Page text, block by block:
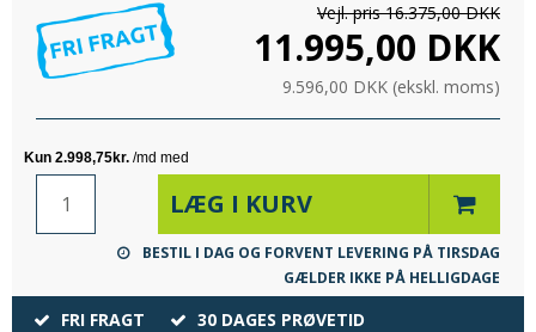
Vejl. pris 16.375,00 DKK
11.995,00 DKK
9.596,00 DKK (ekskl. moms)
LÆG I KURV
BESTIL I DAG OG FORVENT LEVERING PÅ TIRSDAG
GÆLDER IKKE PÅ HELLIGDAGE
FRI FRAGT 30 DAGES PRØVETID